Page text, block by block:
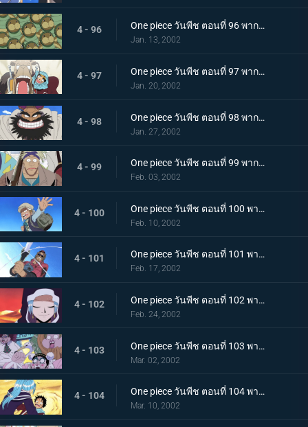
4 - 96 One piece วันพีช ตอนที่ 96 พากย์ไทย เอลุมารุ เมืองแห่งสีเขียว และพะยูนกังฟู
Jan. 13, 2002
4 - 97 One piece วันพีช ตอนที่ 97 พากย์ไทย การผจญภัยในอาณาจักรแห่งทราย ปีศาจบนแผ่นดินอันแสนร้อนระอุ
Jan. 20, 2002
4 - 98 One piece วันพีช ตอนที่ 98 พากย์ไทย กลุ่มโจรสลัดแห่งทะเลทรายปรากฏกาย เหล่าบุรุษผู้มีชีวิตอย่างเสรี
Jan. 27, 2002
4 - 99 One piece วันพีช ตอนที่ 99 พากย์ไทย ความมุ่งมั่นจอมปลอม หัวใจของทหารกองกำลังปฏิวัติ คามิล
Feb. 03, 2002
4 - 100 One piece วันพีช ตอนที่ 100 พากย์ไทย นักรบแห่งกองกำลังปฏิวัติ โคซ่า ความฝันที่สาบานไว้กับวีวี่
Feb. 10, 2002
4 - 101 One piece วันพีช ตอนที่ 101 พากย์ไทย ศึกตัดสินแห่งเปลวเพลิง เอส ปะทะ มนุษย์แมงป่อง
Feb. 17, 2002
4 - 102 One piece วันพีช ตอนที่ 102 พากย์ไทย ซากโบราณและเด็กหลงทาง วีวี่กับพรรคพวกและประเทศ
Feb. 24, 2002
4 - 103 One piece วันพีช ตอนที่ 103 พากย์ไทย รวมพลเฉพาะกิจ แปดนาฬิกาที่สไปเดอร์คาเฟ่!
Mar. 02, 2002
4 - 104 One piece วันพีช ตอนที่ 104 พากย์ไทย ลูฟี่ ปะทะ วีวี่ คำสาบานแห่งน้ำตา ที่เอามิตรภาพเป็นเดิมพัน!
Mar. 10, 2002